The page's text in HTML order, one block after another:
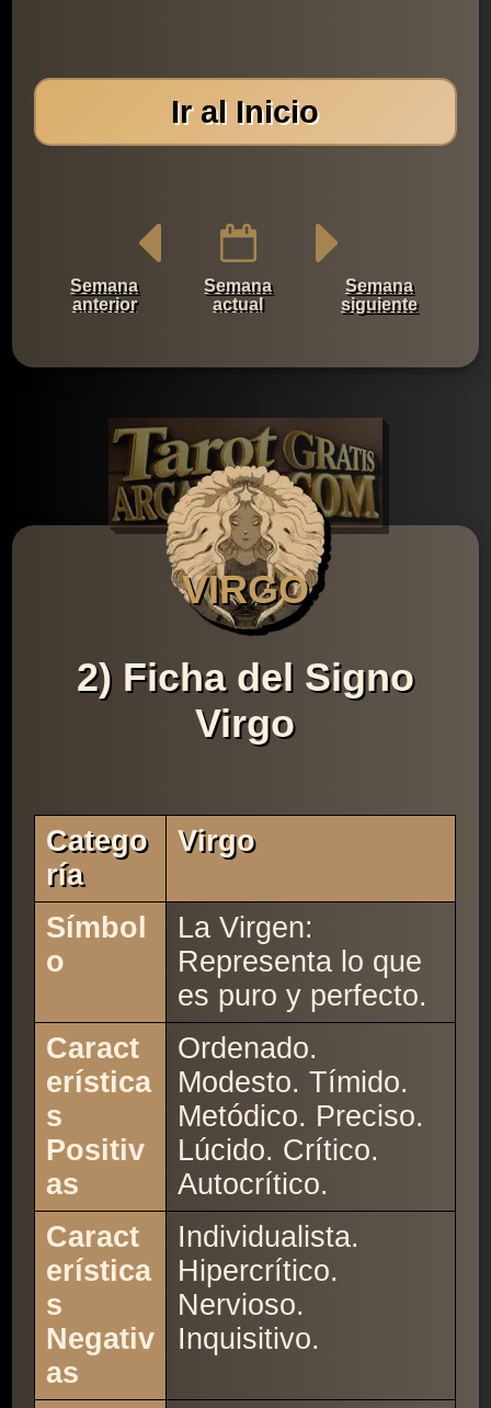
Ir al Inicio
Semana
anterior
Semana
actual
Semana
siguiente
VIRGO
2) Ficha del Signo
Virgo
Catego
Ría
Virgo
Símbol
o
La Virgen:
Representa lo que
es puro y perfecto.
Caract
erística
s
Positiv
as
Ordenado.
Modesto. Tímido.
Metódico. Preciso.
Lúcido. Crítico.
Autocrítico.
Caract
erística
s
Negativ
as
Individualista.
Hipercrítico.
Nervioso.
Inquisitivo.